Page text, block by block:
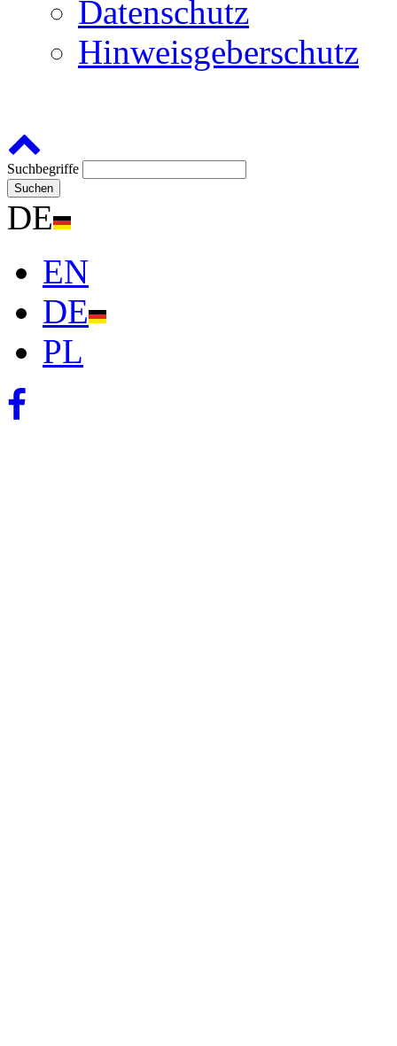
Datenschutz
Hinweisgeberschutz
Suchbegriffe
Suchen
DE
EN
DE
PL